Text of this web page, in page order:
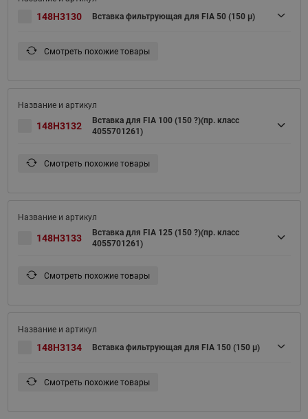
148H3130 Вставка фильтрующая для FIA 50 (150 μ)
Смотреть похожие товары
148H3132
Вставка для FIA 100 (150 ?)(пр. класс
4055701261)
Смотреть похожие товары
148H3133
Вставка для FIA 125 (150 ?)(пр. класс
4055701261)
Смотреть похожие товары
148H3134 Вставка фильтрующая для FIA 150 (150 μ)
Смотреть похожие товары